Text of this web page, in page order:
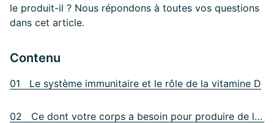
le produit-il ? Nous répondons à toutes vos questions
dans cet article.
Contenu
01 Le système immunitaire et le rôle de la vitamine D
02 Ce dont votre corps a besoin pour produire de la vitamine D